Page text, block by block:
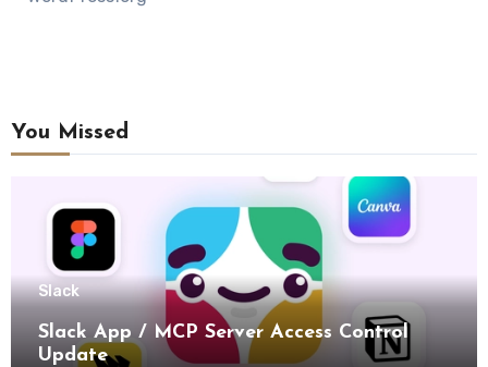
You Missed
Slack
Slack App / MCP Server Access Control
Update